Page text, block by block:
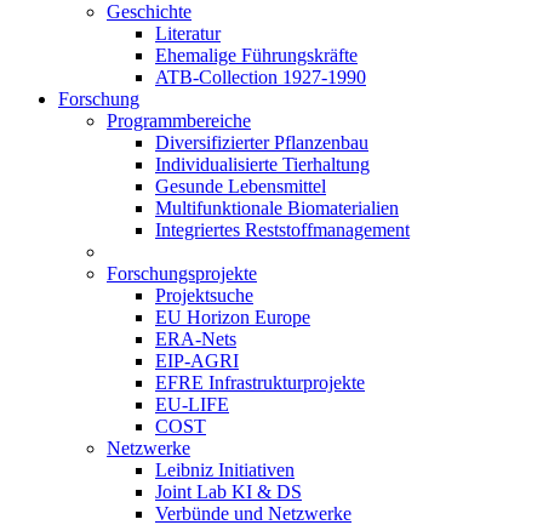
Geschichte
Literatur
Ehemalige Führungskräfte
ATB-Collection 1927-1990
Forschung
Programmbereiche
Diversifizierter Pflanzenbau
Individualisierte Tierhaltung
Gesunde Lebensmittel
Multifunktionale Biomaterialien
Integriertes Reststoffmanagement
Forschungsprojekte
Projektsuche
EU Horizon Europe
ERA-Nets
EIP-AGRI
EFRE Infrastrukturprojekte
EU-LIFE
COST
Netzwerke
Leibniz Initiativen
Joint Lab KI & DS
Verbünde und Netzwerke